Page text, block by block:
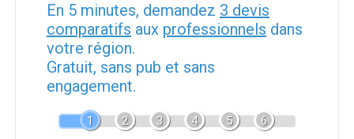
En 5 minutes, demandez 3 devis
comparatifs aux professionnels dans
votre région.
Gratuit, sans pub et sans
engagement.
1 2 3 4 5 6